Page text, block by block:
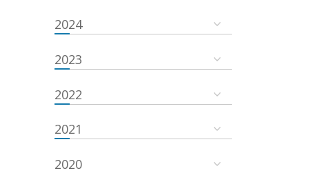
2024
2023
2022
2021
2020